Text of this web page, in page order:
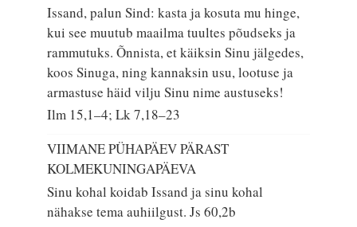
Issand, palun Sind: kasta ja kosuta mu hinge,
kui see muutub maailma tuultes põudseks ja
rammutuks. Õnnista, et käiksin Sinu jälgedes,
koos Sinuga, ning kannaksin usu, lootuse ja
armastuse häid vilju Sinu nime austuseks!
Ilm 15,1–4; Lk 7,18–23
VIIMANE PÜHAPÄEV PÄRAST
KOLMEKUNINGAPÄEVA
Sinu kohal koidab Issand ja sinu kohal
nähakse tema auhiilgust.Js 60,2b